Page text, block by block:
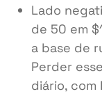
Lado
de 50 em
a base de
Perder
diário, com